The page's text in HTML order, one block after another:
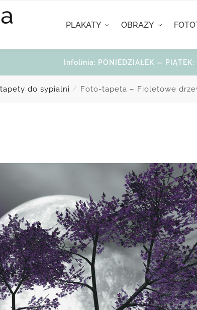
PLAKATY OBRAZY
Infolinia: PONIEDZIAŁEK —
do sypialni / Foto-tapeta – Fioletowe